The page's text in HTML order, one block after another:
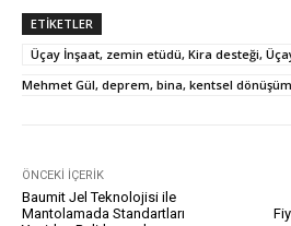
ETIKETLER
Üçay İnşaat, zemin etüdü, Kira desteği,
Mehmet Gül, deprem, bina, kentsel
ÖNCEKI İÇERIK
Baumit Jel Teknolojisi ile
Mantolamada Standartları